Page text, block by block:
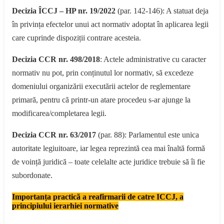
Decizia ÎCCJ – HP nr. 19/2022 (par. 142-146): A statuat deja
în privința efectelor unui act normativ adoptat în aplicarea legii
care cuprinde dispoziții contrare acesteia.
Decizia CCR nr. 498/2018: Actele administrative cu caracter
normativ nu pot, prin conținutul lor normativ, să excedeze
domeniului organizării executării actelor de reglementare
primară, pentru că printr-un atare procedeu s-ar ajunge la
modificarea/completarea legii.
Decizia CCR nr. 63/2017 (par. 88): Parlamentul este unica
autoritate legiuitoare, iar legea reprezintă cea mai înaltă formă
de voință juridică – toate celelalte acte juridice trebuie să îi fie
subordonate.
Importanța practică a reafirmarii de catre ICCJ, a
principiului ierarhiei normative